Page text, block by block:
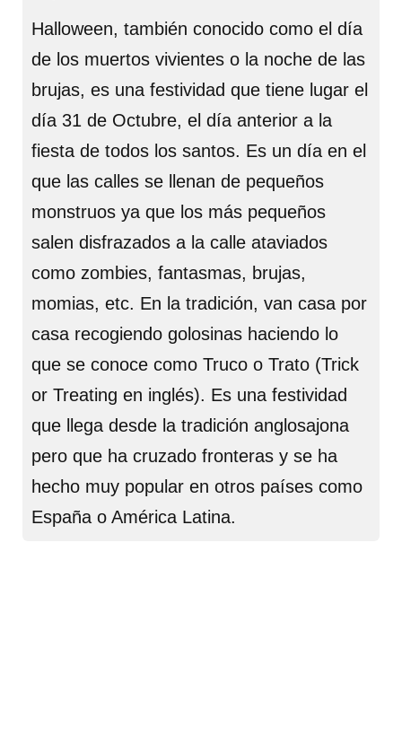
Halloween, también conocido como el día
de los muertos vivientes o la noche de las
brujas, es una festividad que tiene lugar el
día 31 de Octubre, el día anterior a la
fiesta de todos los santos. Es un día en el
que las calles se llenan de pequeños
monstruos ya que los más pequeños
salen disfrazados a la calle ataviados
como zombies, fantasmas, brujas,
momias, etc. En la tradición, van casa por
casa recogiendo golosinas haciendo lo
que se conoce como Truco o Trato (Trick
or Treating en inglés). Es una festividad
que llega desde la tradición anglosajona
pero que ha cruzado fronteras y se ha
hecho muy popular en otros países como
España o América Latina.